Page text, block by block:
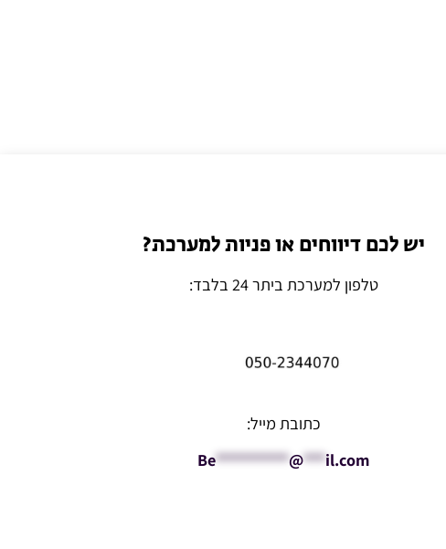
יש לכם דיווחים או פניות למערכת?
טלפון למערכת ביתר 24 בלבד:
כתובת מייל:
Be**********@***il.com